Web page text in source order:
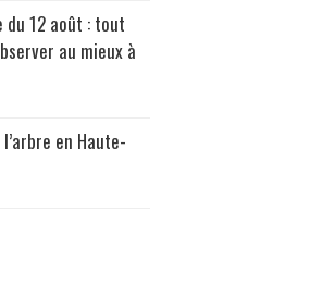
du 12 août : tout
au mieux à
en Haute-